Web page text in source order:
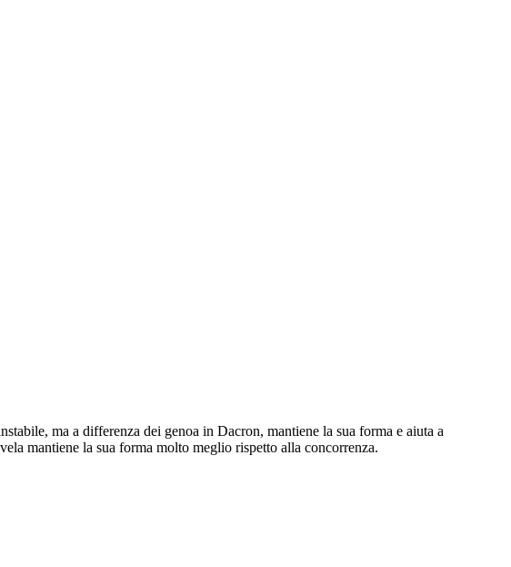
ma a differenza dei genoa in Dacron, mantiene la sua forma e aiuta a
mantiene la sua forma molto meglio rispetto alla concorrenza.